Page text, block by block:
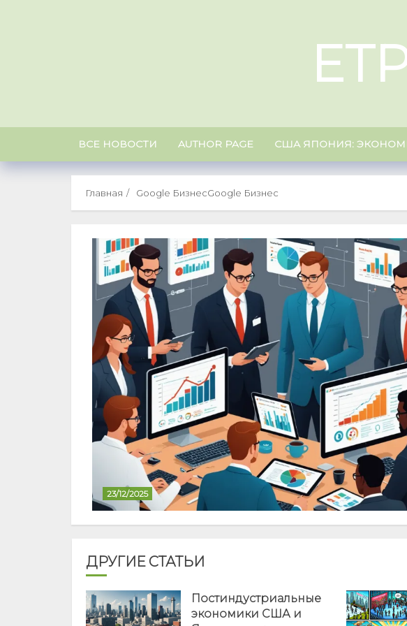
ВСЕ НОВОСТИ AUTHOR PAGE США ЯПОНИЯ:
Главная Google БизнесGoogle Бизнес
23/12/2025
ДРУГИЕ СТАТЬИ
Постиндустриальные
экономики США и